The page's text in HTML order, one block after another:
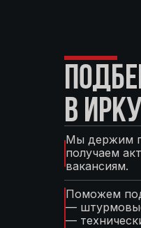
В
Мы держим
получаем
вакансиям.
Поможем
—
—